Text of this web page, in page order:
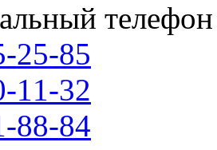
телефон
25-85
11-32
88-84